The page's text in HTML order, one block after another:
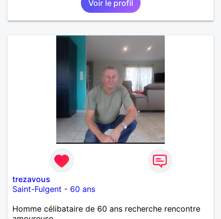
Voir le profil
trezavous
Saint-Fulgent - 60 ans
Homme célibataire de 60 ans recherche rencontre